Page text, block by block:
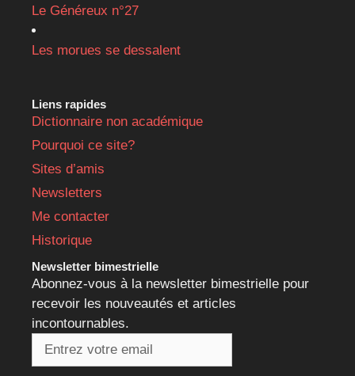
Le Généreux n°27
Les morues se dessalent
Liens rapides
Dictionnaire non académique
Pourquoi ce site?
Sites d’amis
Newsletters
Me contacter
Historique
Newsletter bimestrielle
Abonnez-vous à la newsletter bimestrielle pour
recevoir les nouveautés et articles
incontournables.